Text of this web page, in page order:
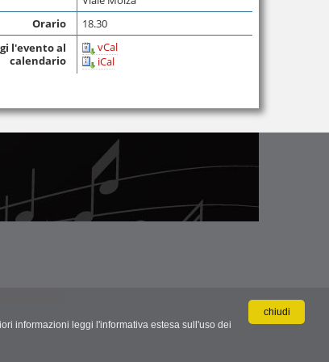
chiudi
informazioni leggi l'informativa estesa sull'uso dei
Orario
18.30
l'evento al
calendario
vCal
iCal